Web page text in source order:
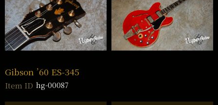
Gibson ’60 ES-345
Item ID hg-00087